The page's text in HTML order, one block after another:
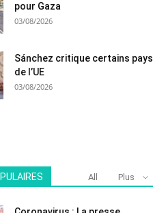
pour Gaza
03/08/2026
Sánchez critique certains pays
de l’UE
03/08/2026
All Plus